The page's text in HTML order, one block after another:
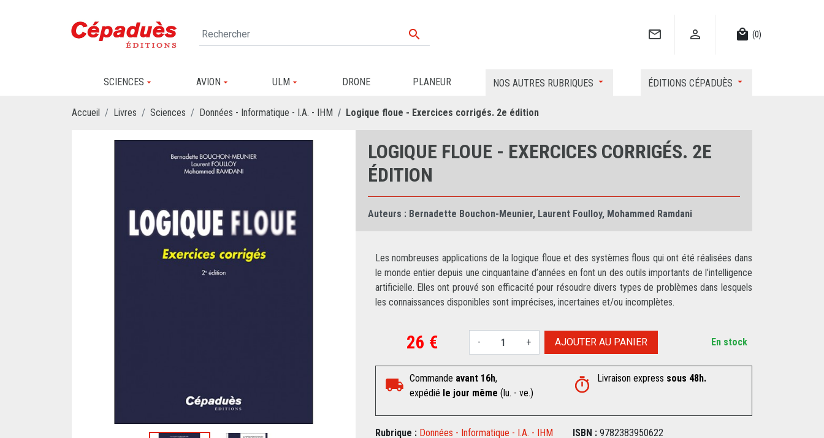
   local_mall (0)
SCIENCES AVION ULM DRONE PLANEUR NOS AUTRES RUBRIQUES ÉDITIONS CÉPADUÈS
Accueil Livres Sciences Données - Informatique - I.A. - IHM Logique floue - Exercices corrigés. 2e édition
LOGIQUE FLOUE - EXERCICES CORRIGÉS. 2E
ÉDITION
Auteurs : Bernadette Bouchon-Meunier, Laurent Foulloy, Mohammed Ramdani
Les nombreuses applications de la logique floue et des systèmes flous qui ont été réalisées dans
le monde entier depuis une cinquantaine d’années en font un des outils importants de l’intelligence
artificielle. Elles ont prouvé son efficacité pour résoudre divers types de problèmes dans lesquels
les connaissances disponibles sont imprécises, incertaines et/ou incomplètes.
26 € - + AJOUTER AU PANIER En stock
Commande avant 16h,
expédié le jour même (lu. - ve.)
Livraison express sous 48h.
Rubrique : Données - Informatique - I.A. - IHM ISBN : 9782383950622